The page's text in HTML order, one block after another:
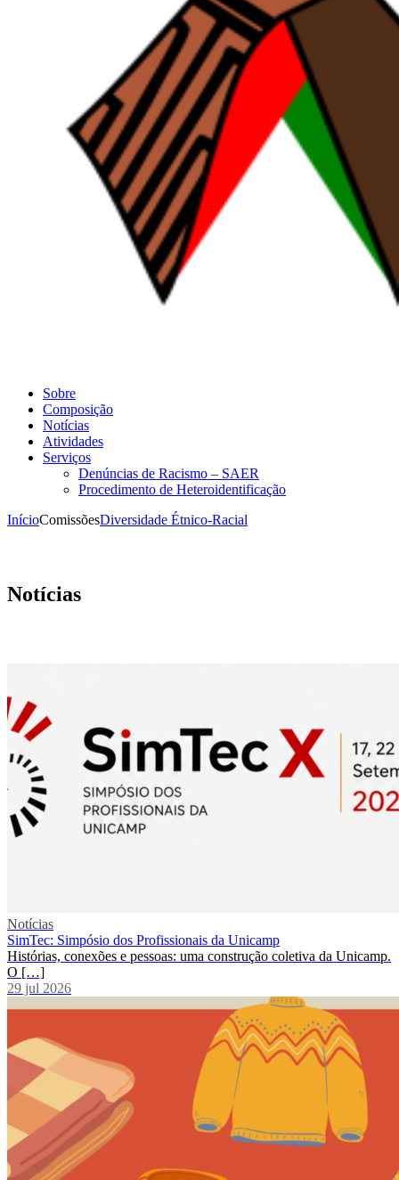
Sobre
Composição
Notícias
Atividades
Serviços
Denúncias de Racismo – SAER
Procedimento de Heteroidentificação
InícioComissõesDiversidade Étnico-Racial
Notícias
Notícias
SimTec: Simpósio dos Profissionais da Unicamp
Histórias, conexões e pessoas: uma construção coletiva da Unicamp.
O […]
29 jul 2026